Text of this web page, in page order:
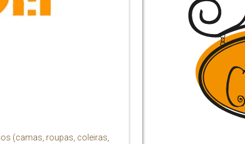
(camas, roupas, coleiras,